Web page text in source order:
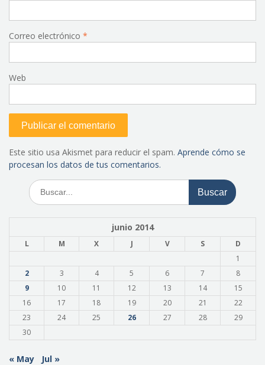
Correo electrónico *
Web
Este sitio usa Akismet para reducir el spam. Aprende cómo se
procesan los datos de tus comentarios.
Buscar:
junio 2014
L M X J V S
D
1
2
3 4 5 6 7
8
9
10 11 12 13 14
15
16
17 18 19 20 21
22
23
24 25 26 27 28
29
30
« May Jul »